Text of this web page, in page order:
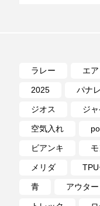
ラレー エ
2025 パナ
ジオス ジ
空気入れ
ビアンキ
メリダ
青 アウター